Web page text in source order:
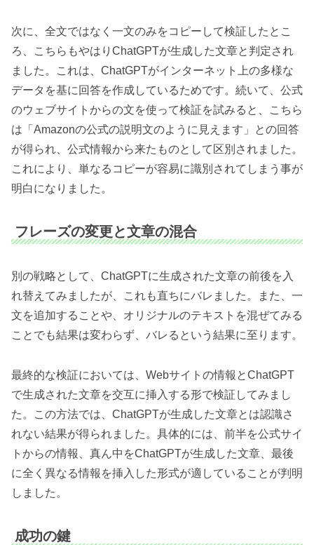
次に、全文ではなく一文のみをコピーして検証したとこ
ろ、こちらもやはりChatGPTが生成した文章と判定され
ました。これは、ChatGPTがインターネット上の多様な
データを基に回答を作成しているためです。続いて、公式
のウェブサイトからの文を使って検証を試みると、こちら
は「Amazonの公式の説明文のように見えます」との回答
が得られ、公式情報から来たものとして区別されました。
これにより、単なるコピーが容易に識別されてしまう事が
明白になりました。
フレーズの変更と文章の混合
別の戦略として、ChatGPTに生成された文章の前後を入
れ替えてみましたが、これも直ちにバレました。また、一
文を追加することや、オリジナルのテキストを混ぜてみる
ことでも結果は変わらず、バレるという結果に至ります。
最終的な検証においては、Webサイトの情報とChatGPT
で生成された文章を交互に挿入する形で検証してみまし
た。この方法では、ChatGPTが生成した文章とは認識さ
れない結果が得られました。具体的には、前半を公式サイ
トからの情報、真ん中をChatGPTが生成した文章、最後
に全く異なる情報を挿入した形式が適していることが判明
しました。
成功の鍵